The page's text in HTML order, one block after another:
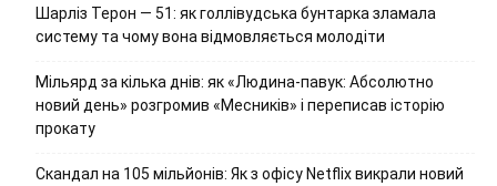
Шарліз Терон — 51: як голлівудська бунтарка зламала
систему та чому вона відмовляється молодіти
Мільярд за кілька днів: як «Людина-павук: Абсолютно
новий день» розгромив «Месників» і переписав історію
прокату
Скандал на 105 мільйонів: Як з офісу Netflix викрали новий